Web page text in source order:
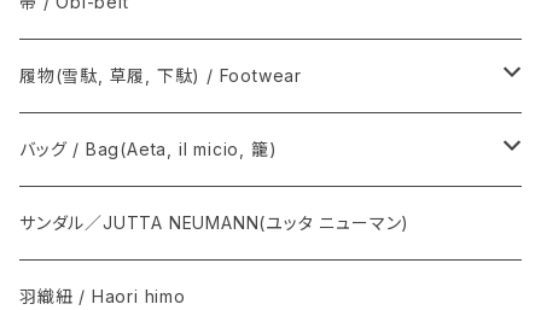
OUTDOOR KIMONO / アウトドア キモノ
T.T / ティーティー
NEAT / ニート
COMOLI / コモリ
Graphpaper / グラフペーパー
履物(雪駄, 草履, 下駄) / Footwear
雪駄, 草履 / Setta, Zori
下駄 / Geta
その他 / Others
バッグ / Bag(Aeta, il micio, 籠)
Aeta / アエタ, CHACOLI / チャコリ
Il micio / イルミーチョ
サンダル／JUTTA NEUMANN(ユッタ ニューマン)
羽織紐 / Haori himo